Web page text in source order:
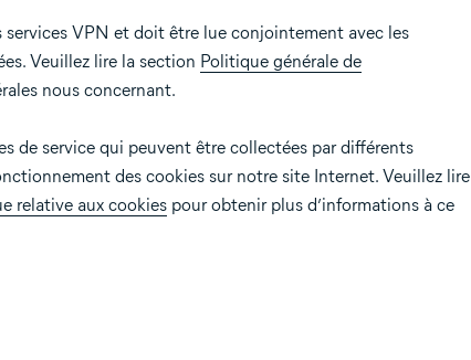
VPN et doit être lue conjointement avec les
Veuillez lire la section Politique générale de
nous concernant.
de service qui peuvent être collectées par différents
des cookies sur notre site Internet. Veuillez lire
relative aux cookies pour obtenir plus d’informations à ce